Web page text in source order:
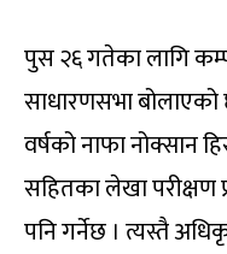
पुस २६ गतेका लागि
साधारणसभा
वर्षको नाफा नोक्सान
सहितका लेखा परीक्षण
पनि गर्नेछ । त्यस्तै